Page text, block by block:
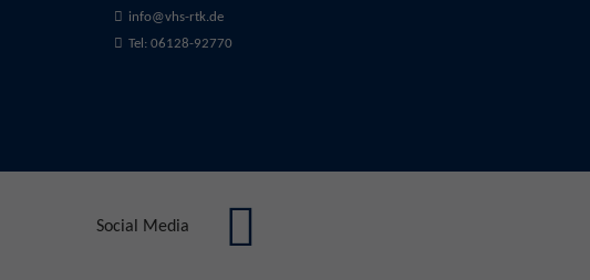
info@vhs-rtk.de
Tel: 06128-92770
Social Media